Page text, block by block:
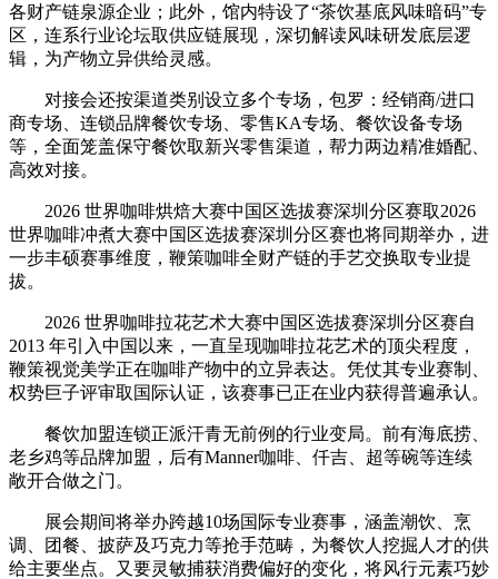
各财产链泉源企业；此外，馆内特设了“茶饮基底风味暗码”专
区，连系行业论坛取供应链展现，深切解读风味研发底层逻
辑，为产物立异供给灵感。
对接会还按渠道类别设立多个专场，包罗：经销商/进口
商专场、连锁品牌餐饮专场、零售KA专场、餐饮设备专场
等，全面笼盖保守餐饮取新兴零售渠道，帮力两边精准婚配、
高效对接。
2026 世界咖啡烘焙大赛中国区选拔赛深圳分区赛取2026
世界咖啡冲煮大赛中国区选拔赛深圳分区赛也将同期举办，进
一步丰硕赛事维度，鞭策咖啡全财产链的手艺交换取专业提
拔。
2026 世界咖啡拉花艺术大赛中国区选拔赛深圳分区赛自
2013 年引入中国以来，一直呈现咖啡拉花艺术的顶尖程度，
鞭策视觉美学正在咖啡产物中的立异表达。凭仗其专业赛制、
权势巨子评审取国际认证，该赛事已正在业内获得普遍承认。
餐饮加盟连锁正派汗青无前例的行业变局。前有海底捞、
老乡鸡等品牌加盟，后有Manner咖啡、仟吉、超等碗等连续
敞开合做之门。
展会期间将举办跨越10场国际专业赛事，涵盖潮饮、烹
调、团餐、披萨及巧克力等抢手范畴，为餐饮人挖掘人才的供
给主要坐点。又要灵敏捕获消费偏好的变化，将风行元素巧妙